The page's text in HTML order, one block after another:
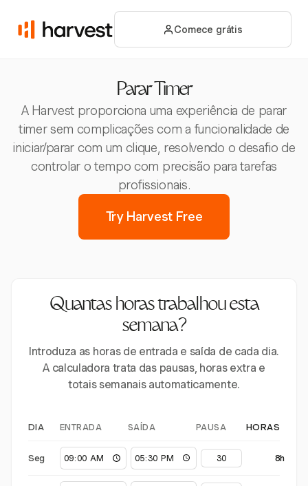
Comece grátis
Parar Timer
A Harvest proporciona uma experiência de parar
timer sem complicações com a funcionalidade de
iniciar/parar com um clique, resolvendo o desafio de
controlar o tempo com precisão para tarefas
profissionais.
Try Harvest Free
Quantas horas trabalhou esta
semana?
Introduza as horas de entrada e saída de cada dia.
A calculadora trata das pausas, horas extra e
totais semanais automaticamente.
DIA ENTRADA SAÍDA PAUSA HORAS
Seg 8h